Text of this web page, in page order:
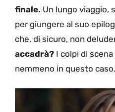
finale. Un lungo viaggio,
per giungere al suo
che, di sicuro, non
accadrà? I colpi di
nemmeno in questo caso.